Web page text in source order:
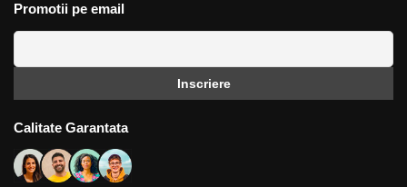
Promotii pe email
Calitate Garantata